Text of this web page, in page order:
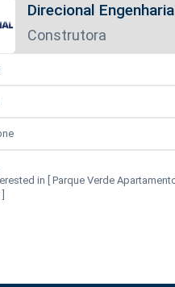
Direcional Engenharia
Construtora